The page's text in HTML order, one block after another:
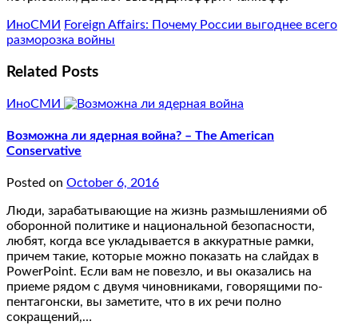
ИноСМИ Foreign Affairs: Почему России выгоднее всего
разморозка войны
Related Posts
ИноСМИ
Возможна ли ядерная война? – The American
Conservative
Posted on October 6, 2016
Люди, зарабатывающие на жизнь размышлениями об
оборонной политике и национальной безопасности,
любят, когда все укладывается в аккуратные рамки,
причем такие, которые можно показать на слайдах в
PowerPoint. Если вам не повезло, и вы оказались на
приеме рядом с двумя чиновниками, говорящими по-
пентагонски, вы заметите, что в их речи полно
сокращений,…